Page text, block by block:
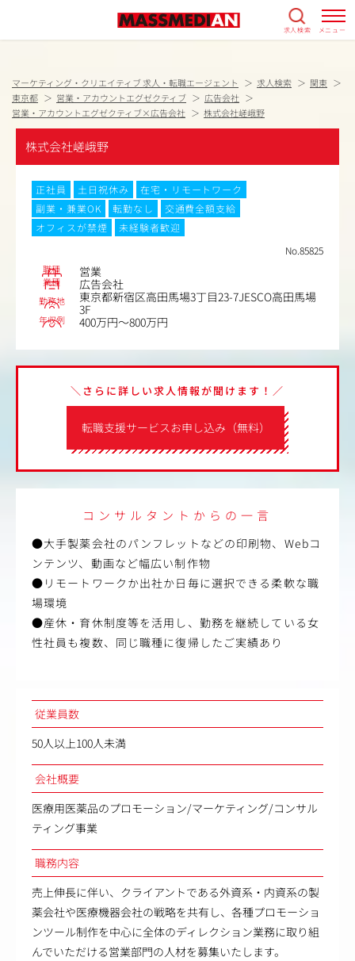
求人検索 メニュー
マーケティング・クリエイティブ 求人・転職エージェント 求人検索
関東
東京都
営業・アカウントエグゼクティブ
広告会社
営業・アカウントエグゼクティブ×広告会社
株式会社嵯峨野
株式会社嵯峨野
正社員 土日祝休み
在宅・リモートワーク
副業・兼業OK
転勤なし
交通費全額支給
オフィスが禁煙
未経験者歓迎
No.85825
職種 営業
業種 広告会社
勤務地
東京都新宿区高田馬場3丁目23-7JESCO高田馬場
3F
年収例 400万円～800万円
転職支援サービスお申し込み（無料）
＼さらに詳しい求人情報が聞けます！／
コンサルタントからの一言
●大手製薬会社のパンフレットなどの印刷物、Webコ
ンテンツ、動画など幅広い制作物
●リモートワークか出社か日毎に選択できる柔軟な職
場環境
●産休・育休制度等を活用し、勤務を継続している女
性社員も複数、同じ職種に復帰したご実績あり
従業員数
50人以上100人未満
会社概要
医療用医薬品のプロモーション/マーケティング/コンサル
ティング事業
職務内容
売上伸長に伴い、クライアントである外資系・内資系の製
薬会社や医療機器会社の戦略を共有し、各種プロモーショ
ンツール制作を中心に全体のディレクション業務に取り組
んでいただける営業部門の人材を募集いたします。